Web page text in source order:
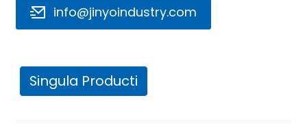
info@jinyoindustry.com
Singula Producti